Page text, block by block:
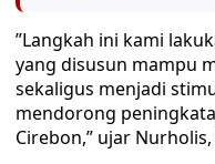
​”Langkah ini kami
yang disusun mampu
sekaligus menjadi
mendorong
Cirebon,” ujar